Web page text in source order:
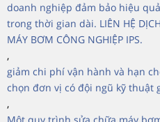
doanh nghiệp đảm bảo hiệu
trong thời gian dài. LIÊN HỆ
MÁY BƠM CÔNG NGHIỆP IPS.
,
giảm chi phí vận hành và hạn
chọn đơn vị có đội ngũ kỹ thuật
,